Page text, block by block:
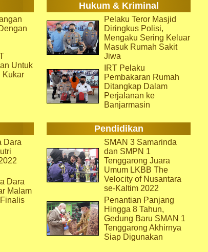
Hukum & Kriminal
Untuk
Kukar
Pelaku Teror Masjid
Diringkus Polisi,
Mengaku Sering Keluar
Masuk Rumah Sakit
Jiwa
IRT Pelaku
Pembakaran Rumah
Ditangkap Dalam
Perjalanan ke
Banjarmasin
Pendidikan
Dara
Dara
Malam
SMAN 3 Samarinda
dan SMPN 1
Tenggarong Juara
Umum LKBB The
Velocity of Nusantara
se-Kaltim 2022
Penantian Panjang
Hingga 8 Tahun,
Gedung Baru SMAN 1
Tenggarong Akhirnya
Siap Digunakan